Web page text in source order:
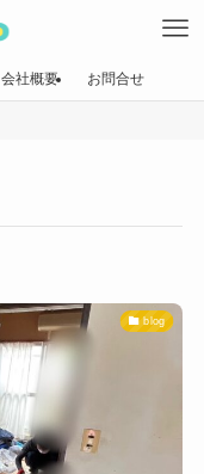
会社概要 お問合せ
blog